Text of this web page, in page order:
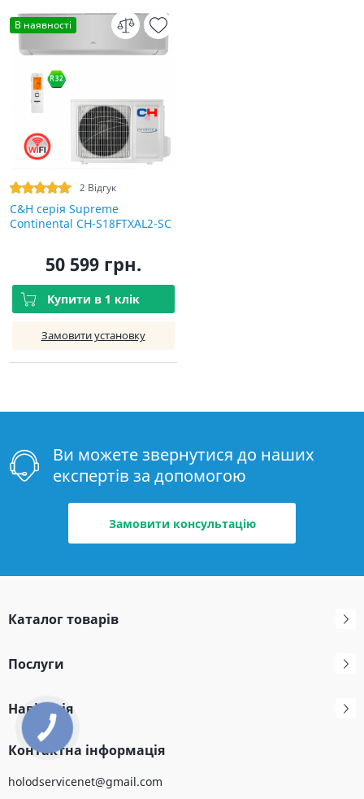
В наявності
2 Відгук
C&H cерія Supreme
Continental CH-S18FTXAL2-SC
50 599 грн.
Купити в 1 клік
Замовити установку
Ви можете звернутися до наших
експертів за допомогою
Замовити консультацію
Каталог товарів
Послуги
Навігація
Контактна інформація
holodservicenet@gmail.com